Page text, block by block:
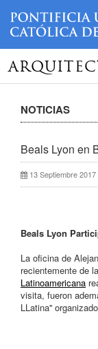
NOTICIAS
Beals Lyon en
13 Septiembre 2017
Beals Lyon
La oficina de
recientemente de
Latinoamericana
visita, fueron
LLatina''